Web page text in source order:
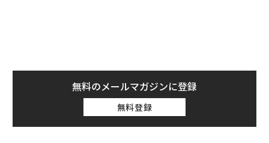
GeForce RTX 4080 SuperのFounders Edition （c）NVIDIA
RTX 4080 Superは、非Superモデルからブースト周波
数、CUDAコア数、Tensorコア数、RTコア数が引き上げ
無料のメールマガジンに登録
無料登録